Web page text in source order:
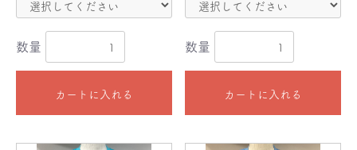
数量
カートに入れる
数量
カートに入れる